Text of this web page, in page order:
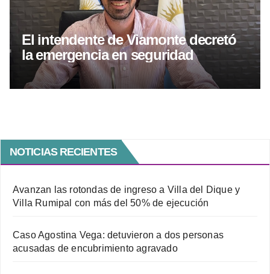
El intendente de Viamonte decretó
la emergencia en seguridad
NOTICIAS RECIENTES
Avanzan las rotondas de ingreso a Villa del Dique y
Villa Rumipal con más del 50% de ejecución
Caso Agostina Vega: detuvieron a dos personas
acusadas de encubrimiento agravado